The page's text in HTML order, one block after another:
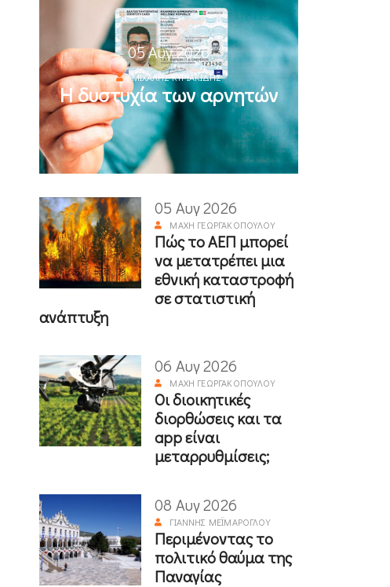
05 Αυγ 2026
ΜΙΧΆΛΗΣ ΚΥΡΙΑΚΊΔΗΣ
Η δυστυχία των αρνητών
05 Αυγ 2026
ΜΆΧΗ ΓΕΩΡΓΑΚΟΠΟΎΛΟΥ
Πώς το ΑΕΠ μπορεί
να μετατρέπει μια
εθνική καταστροφή
σε στατιστική
ανάπτυξη
06 Αυγ 2026
ΜΆΧΗ ΓΕΩΡΓΑΚΟΠΟΎΛΟΥ
Οι διοικητικές
διορθώσεις και τα
app είναι
μεταρρυθμίσεις;
08 Αυγ 2026
ΓΙΆΝΝΗΣ ΜΕΪΜΆΡΟΓΛΟΥ
Περιμένοντας το
πολιτικό θαύμα της
Παναγίας